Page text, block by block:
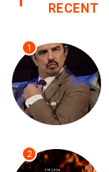
RECENT
1
2